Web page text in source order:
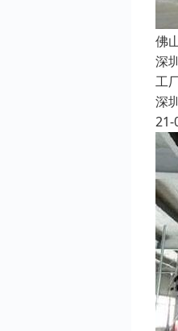
佛
深
工
深
21-